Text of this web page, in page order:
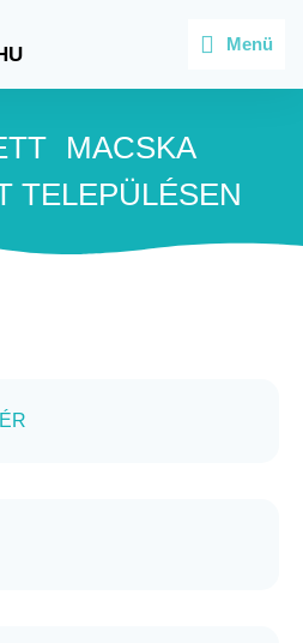
Menü
MACSKA
TELEPÜLÉSEN